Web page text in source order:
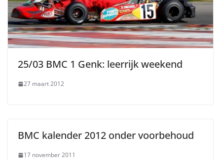
25/03 BMC 1 Genk: leerrijk weekend
27 maart 2012
BMC kalender 2012 onder voorbehoud
17 november 2011